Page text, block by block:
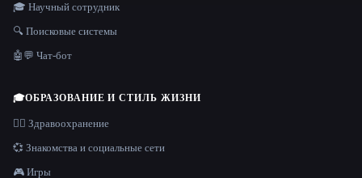
🎓 Научный сотрудник
🔍 Поисковые системы
🤖💬 Чат-бот
🎓ОБРАЗОВАНИЕ И СТИЛЬ ЖИЗНИ
👩‍⚕️ Здравоохранение
💞 Знакомства и социальные сети
🎮 Игры